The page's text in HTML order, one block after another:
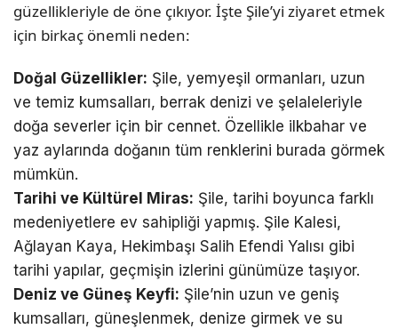
güzellikleriyle de öne çıkıyor. İşte Şile’yi ziyaret etmek
için birkaç önemli neden:
Doğal Güzellikler: Şile, yemyeşil ormanları, uzun
ve temiz kumsalları, berrak denizi ve şelaleleriyle
doğa severler için bir cennet. Özellikle ilkbahar ve
yaz aylarında doğanın tüm renklerini burada görmek
mümkün.
Tarihi ve Kültürel Miras: Şile, tarihi boyunca farklı
medeniyetlere ev sahipliği yapmış. Şile Kalesi,
Ağlayan Kaya, Hekimbaşı Salih Efendi Yalısı gibi
tarihi yapılar, geçmişin izlerini günümüze taşıyor.
Deniz ve Güneş Keyfi: Şile’nin uzun ve geniş
kumsalları, güneşlenmek, denize girmek ve su